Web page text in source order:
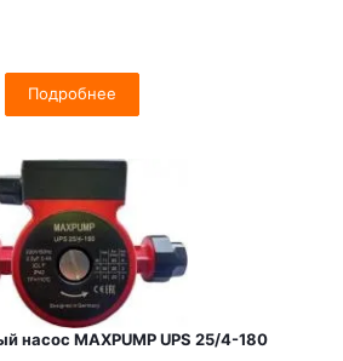
Подробнее
насос MAXPUMP UPS 25/4-180